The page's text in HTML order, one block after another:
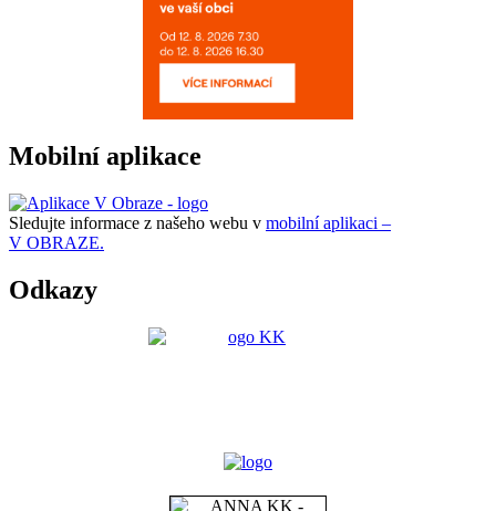
Mobilní aplikace
Sledujte informace z našeho webu v mobilní aplikaci –
V OBRAZE.
Odkazy